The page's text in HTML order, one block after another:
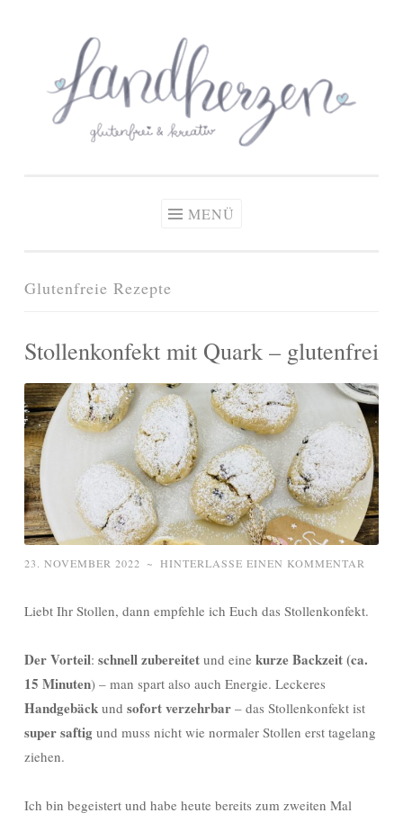
springen
Zöliakie, glutenfreie Ernährung
MENÜ
Glutenfreie Rezepte
Stollenkonfekt mit Quark – glutenfrei
23. NOVEMBER 2022 ~ HINTERLASSE EINEN KOMMENTAR
Liebt Ihr Stollen, dann empfehle ich Euch das Stollenkonfekt.
Der Vorteil: schnell zubereitet und eine kurze Backzeit (ca.
15 Minuten) – man spart also auch Energie. Leckeres
Handgebäck und sofort verzehrbar – das Stollenkonfekt ist
super saftig und muss nicht wie normaler Stollen erst tagelang
ziehen.
Ich bin begeistert und habe heute bereits zum zweiten Mal